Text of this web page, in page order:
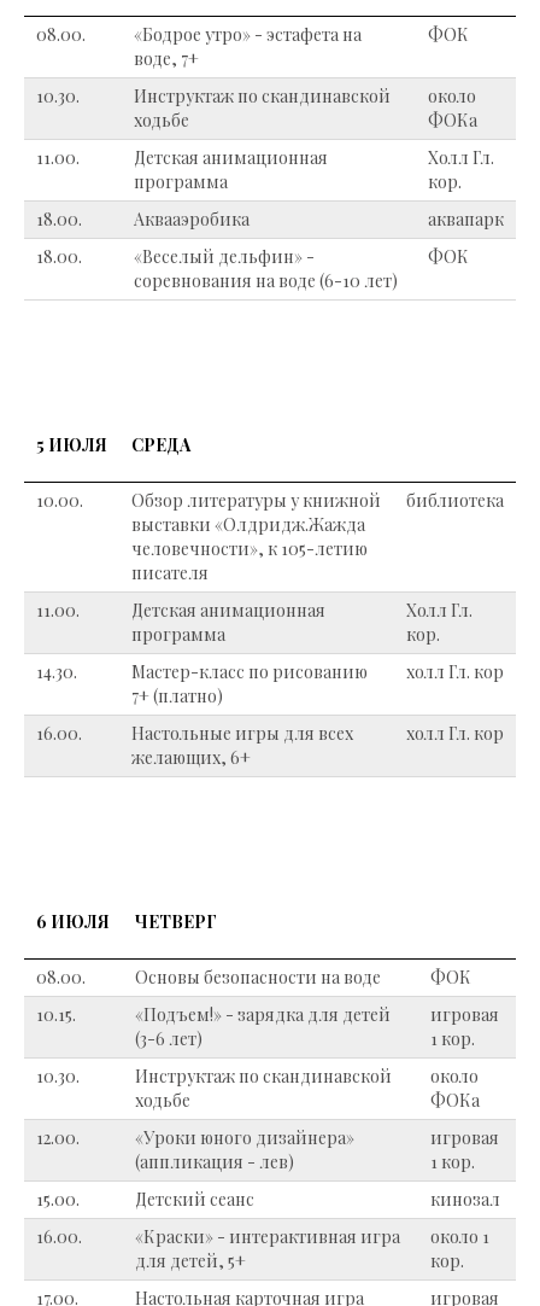
08.00.
«Бодрое утро» - эстафета на
воде, 7+
ФОК
10.30.
Инструктаж по скандинавской
ходьбе
около
ФОКа
11.00.
Детская анимационная
программа
Холл Гл.
кор.
18.00.
Аквааэробика
аквапарк
18.00.
«Веселый дельфин» -
соревнования на воде (6-10 лет)
ФОК
5 ИЮЛЯ СРЕДА
10.00.
Обзор литературы у книжной
выставки «Олдридж.Жажда
человечности», к 105-летию
писателя
библиотека
11.00.
Детская анимационная
программа
Холл Гл.
кор.
14.30.
Мастер-класс по рисованию
7+ (платно)
холл Гл. кор
16.00.
Настольные игры для всех
желающих, 6+
холл Гл. кор
6 ИЮЛЯ ЧЕТВЕРГ
08.00. Основы безопасности на воде
ФОК
10.15.
«Подъем!» - зарядка для детей
(3-6 лет)
игровая
1 кор.
10.30.
Инструктаж по скандинавской
ходьбе
около
ФОКа
12.00.
«Уроки юного дизайнера»
(аппликация - лев)
игровая
1 кор.
15.00.
Детский сеанс
кинозал
16.00.
«Краски» - интерактивная игра
для детей, 5+
около 1
кор.
17.00.
Настольная карточная игра игровая